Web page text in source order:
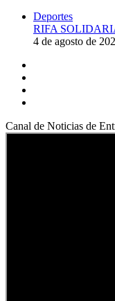
Deportes
RIFA
4 de agosto de
Canal de Noticias de